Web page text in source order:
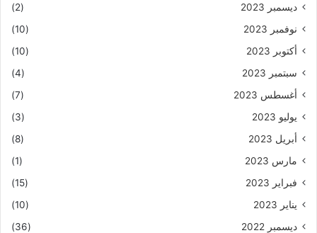
ديسمبر 2023
(2)
نوفمبر 2023
(10)
أكتوبر 2023
(10)
سبتمبر 2023
(4)
أغسطس 2023
(7)
يوليو 2023
(3)
أبريل 2023
(8)
مارس 2023
(1)
فبراير 2023
(15)
يناير 2023
(10)
ديسمبر 2022
(36)